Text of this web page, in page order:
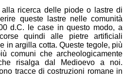
ricerca delle piode o lastre di
queste lastre nelle comunità
d.C. le case in questo modo, a
quindialle pietre artificiali
in argilla cotta. Queste tegole, più
comuni che archeologicamente
risalga dal Medioevo a noi.
tracce di costruzioni romane in